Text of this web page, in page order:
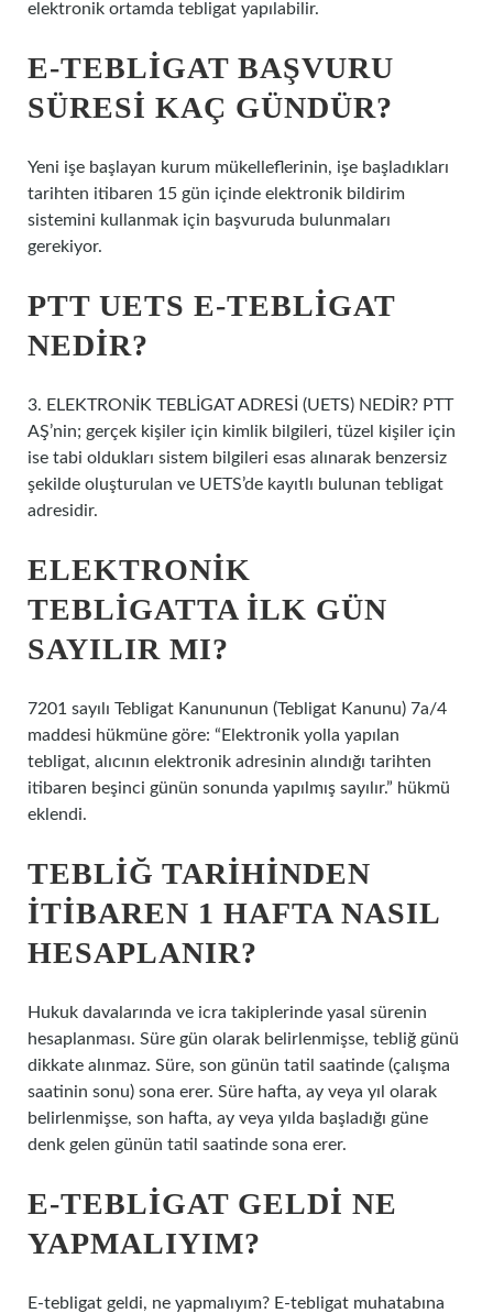
elektronik ortamda tebligat yapılabilir.
E-TEBLIGAT BAŞVURU
SÜRESI KAÇ GÜNDÜR?
Yeni işe başlayan kurum mükelleflerinin, işe başladıkları
tarihten itibaren 15 gün içinde elektronik bildirim
sistemini kullanmak için başvuruda bulunmaları
gerekiyor.
PTT UETS E-TEBLIGAT
NEDIR?
3. ELEKTRONİK TEBLİGAT ADRESİ (UETS) NEDİR? PTT
AŞ’nin; gerçek kişiler için kimlik bilgileri, tüzel kişiler için
ise tabi oldukları sistem bilgileri esas alınarak benzersiz
şekilde oluşturulan ve UETS’de kayıtlı bulunan tebligat
adresidir.
ELEKTRONIK
TEBLIGATTA ILK GÜN
SAYILIR MI?
7201 sayılı Tebligat Kanununun (Tebligat Kanunu) 7a/4
maddesi hükmüne göre: “Elektronik yolla yapılan
tebligat, alıcının elektronik adresinin alındığı tarihten
itibaren beşinci günün sonunda yapılmış sayılır.” hükmü
eklendi.
TEBLIĞ TARIHINDEN
ITIBAREN 1 HAFTA NASIL
HESAPLANIR?
Hukuk davalarında ve icra takiplerinde yasal sürenin
hesaplanması. Süre gün olarak belirlenmişse, tebliğ günü
dikkate alınmaz. Süre, son günün tatil saatinde (çalışma
saatinin sonu) sona erer. Süre hafta, ay veya yıl olarak
belirlenmişse, son hafta, ay veya yılda başladığı güne
denk gelen günün tatil saatinde sona erer.
E-TEBLIGAT GELDI NE
YAPMALIYIM?
E-tebligat geldi, ne yapmalıyım? E-tebligat muhatabına